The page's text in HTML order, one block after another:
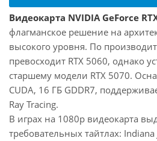
Видеокарта NVIDIA GeForce
флагманское решение на
высокого уровня. По
превосходит RTX 5060, однако
старшему модели RTX 5070.
CUDA, 16 ГБ GDDR7,
Ray Tracing.
В играх на 1080p видеокарта
требовательных тайтлах: Indiana